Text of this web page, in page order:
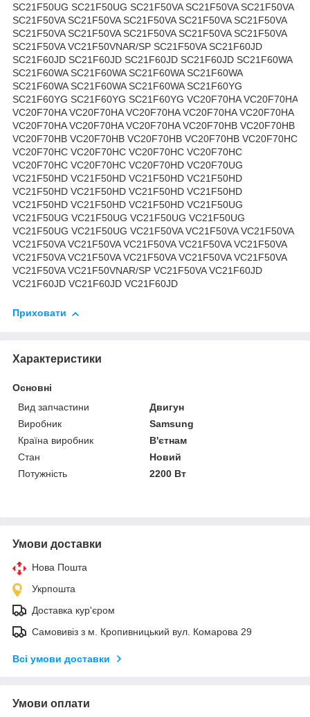
SC21F50UG SC21F50UG SC21F50VA SC21F50VA SC21F50VA
SC21F50VA SC21F50VA SC21F50VA SC21F50VA SC21F50VA
SC21F50VA SC21F50VA SC21F50VA SC21F50VA SC21F50VA
SC21F50VA VC21F50VNAR/SP SC21F50VA SC21F60JD
SC21F60JD SC21F60JD SC21F60JD SC21F60JD SC21F60WA
SC21F60WA SC21F60WA SC21F60WA SC21F60WA
SC21F60WA SC21F60WA SC21F60WA SC21F60YG
SC21F60YG SC21F60YG SC21F60YG VC20F70HA VC20F70HA
VC20F70HA VC20F70HA VC20F70HA VC20F70HA VC20F70HA
VC20F70HA VC20F70HA VC20F70HA VC20F70HB VC20F70HB
VC20F70HB VC20F70HB VC20F70HB VC20F70HB VC20F70HC
VC20F70HC VC20F70HC VC20F70HC VC20F70HC
VC20F70HC VC20F70HC VC20F70HD VC20F70UG
VC21F50HD VC21F50HD VC21F50HD VC21F50HD
VC21F50HD VC21F50HD VC21F50HD VC21F50HD
VC21F50HD VC21F50HD VC21F50HD VC21F50UG
VC21F50UG VC21F50UG VC21F50UG VC21F50UG
VC21F50UG VC21F50UG VC21F50VA VC21F50VA VC21F50VA
VC21F50VA VC21F50VA VC21F50VA VC21F50VA VC21F50VA
VC21F50VA VC21F50VA VC21F50VA VC21F50VA VC21F50VA
VC21F50VA VC21F50VNAR/SP VC21F50VA VC21F60JD
VC21F60JD VC21F60JD VC21F60JD
Приховати
Характеристики
Основні
Вид запчастини
Двигун
Виробник
Samsung
Країна виробник
В'єтнам
Стан
Новий
Потужність
2200 Вт
Умови доставки
Нова Пошта
Укрпошта
Доставка кур'єром
Самовивіз з м. Кропивницький вул. Комарова 29
Всі умови доставки
Умови оплати